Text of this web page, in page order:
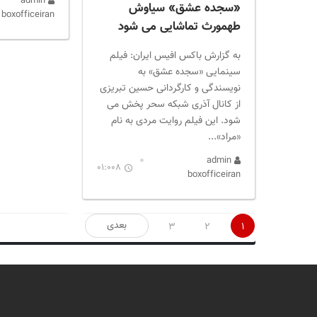
«سجده عشق» سیاوش
طهمورث تماشایی می شود
به گزارش باکس افیس ایران: فیلم
سینمایی «سجده عشق» به
نویسندگی و کارگردانی حسین تبریزی
از کانال آذری شبکه سحر پخش می
شود. این فیلم روایت مردی به نام
«مراد»...
admin
boxofficeiran
01:008
boxofficeiran
صفحه‌بندی
نوشته‌ها
1
2
3 بعدی